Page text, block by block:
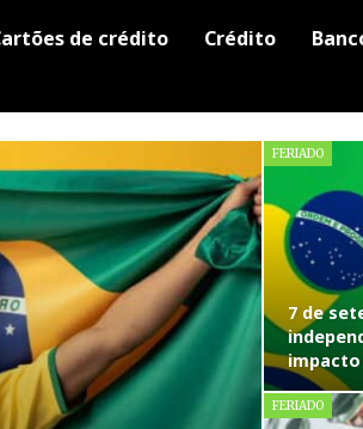
de crédito Crédito
FERIADO
7 de
impacto
FERIADO